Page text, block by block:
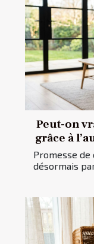
Peut-on
grâce à
Promesse
désormais